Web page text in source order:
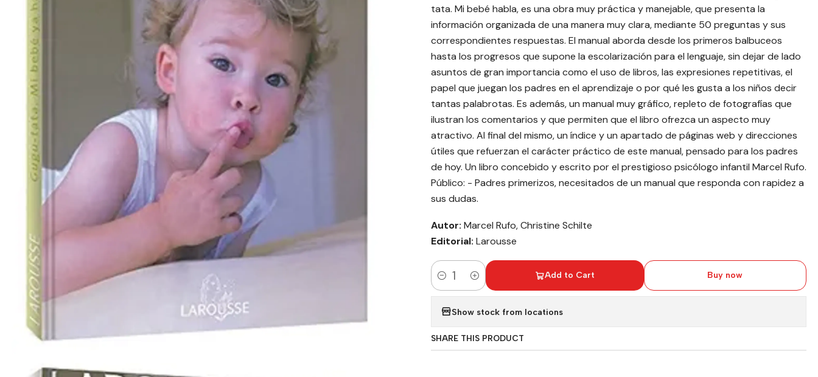
tata. Mi bebé habla, es una obra muy práctica y manejable, que presenta la
información organizada de una manera muy clara, mediante 50 preguntas y sus
correspondientes respuestas. El manual aborda desde los primeros balbuceos
hasta los progresos que supone la escolarización para el lenguaje, sin dejar de lado
asuntos de gran importancia como el uso de libros, las expresiones repetitivas, el
papel que juegan los padres en el aprendizaje o por qué les gusta a los niños decir
tantas palabrotas. Es además, un manual muy gráfico, repleto de fotografías que
ilustran los comentarios y que permiten que el libro ofrezca un aspecto muy
atractivo. Al final del mismo, un índice y un apartado de páginas web y direcciones
útiles que refuerzan el carácter práctico de este manual, pensado para los padres
de hoy. Un libro concebido y escrito por el prestigioso psicólogo infantil Marcel Rufo.
Público: - Padres primerizos, necesitados de un manual que responda con rapidez a
sus dudas.
Autor: Marcel Rufo, Christine Schilte
Editorial: Larousse
Quantity
Add to Cart Buy now
Show stock from locations
SHARE THIS PRODUCT